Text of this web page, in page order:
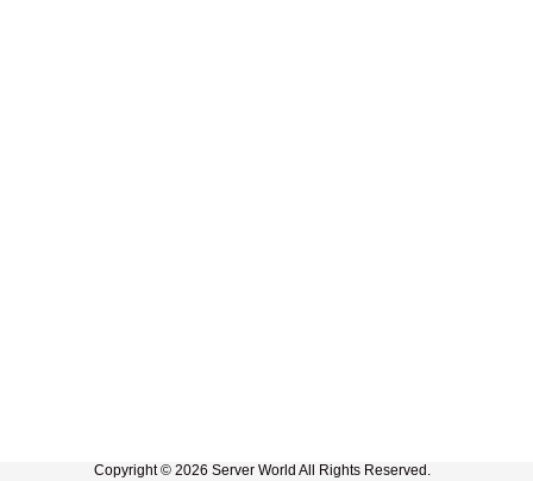
Copyright © 2026 Server World All Rights Reserved.